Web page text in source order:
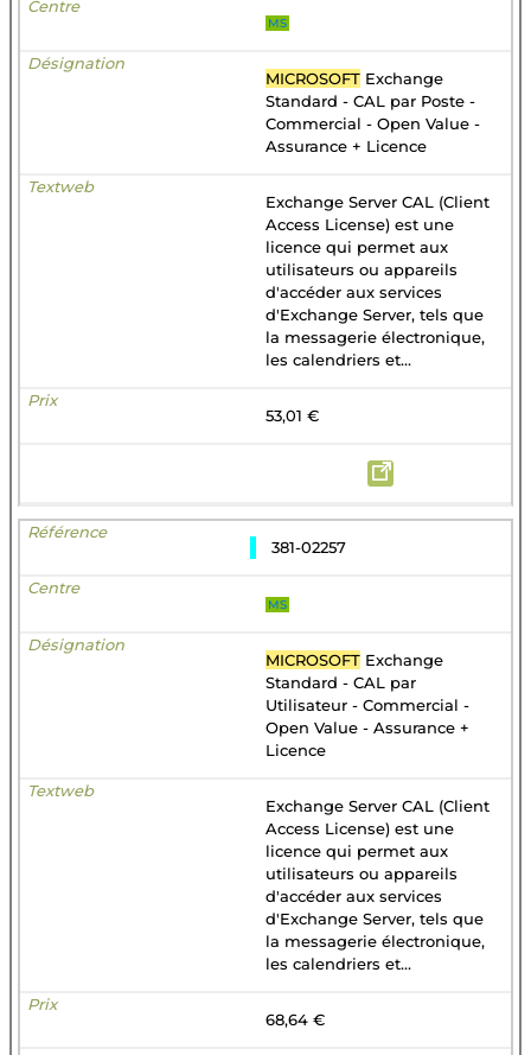
MS
MICROSOFT Exchange
Standard - CAL par Poste -
Commercial - Open Value -
Assurance + Licence
Exchange Server CAL (Client
Access License) est une
licence qui permet aux
utilisateurs ou appareils
d'accéder aux services
d'Exchange Server, tels que
la messagerie électronique,
les calendriers et...
53,01 €
381-02257
MS
MICROSOFT Exchange
Standard - CAL par
Utilisateur - Commercial -
Open Value - Assurance +
Licence
Exchange Server CAL (Client
Access License) est une
licence qui permet aux
utilisateurs ou appareils
d'accéder aux services
d'Exchange Server, tels que
la messagerie électronique,
les calendriers et...
68,64 €